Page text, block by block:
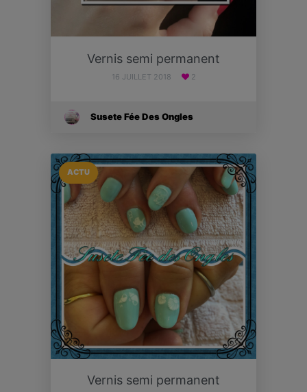
Vernis semi permanent
16 JUILLET 2018 2
Susete Fée Des Ongles
ACTU
Vernis semi permanent